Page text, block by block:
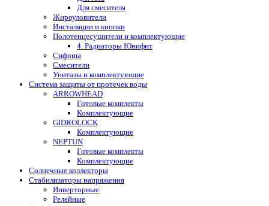
Для смесителя
Жироуловители
Инсталяции и кнопки
Полотенцесушители и комплектующие
4. Радиаторы Юнифит
Сифоны
Смесители
Унитазы и комплектующие
Система защиты от протечек воды
ARROWHEAD
Готовые комплекты
Комплектующие
GIDROLOCK
Комплектующие
NEPTUN
Готовые комплекты
Комплектующие
Солнечные коллекторы
Стабилизаторы напряжения
Инверторные
Релейные